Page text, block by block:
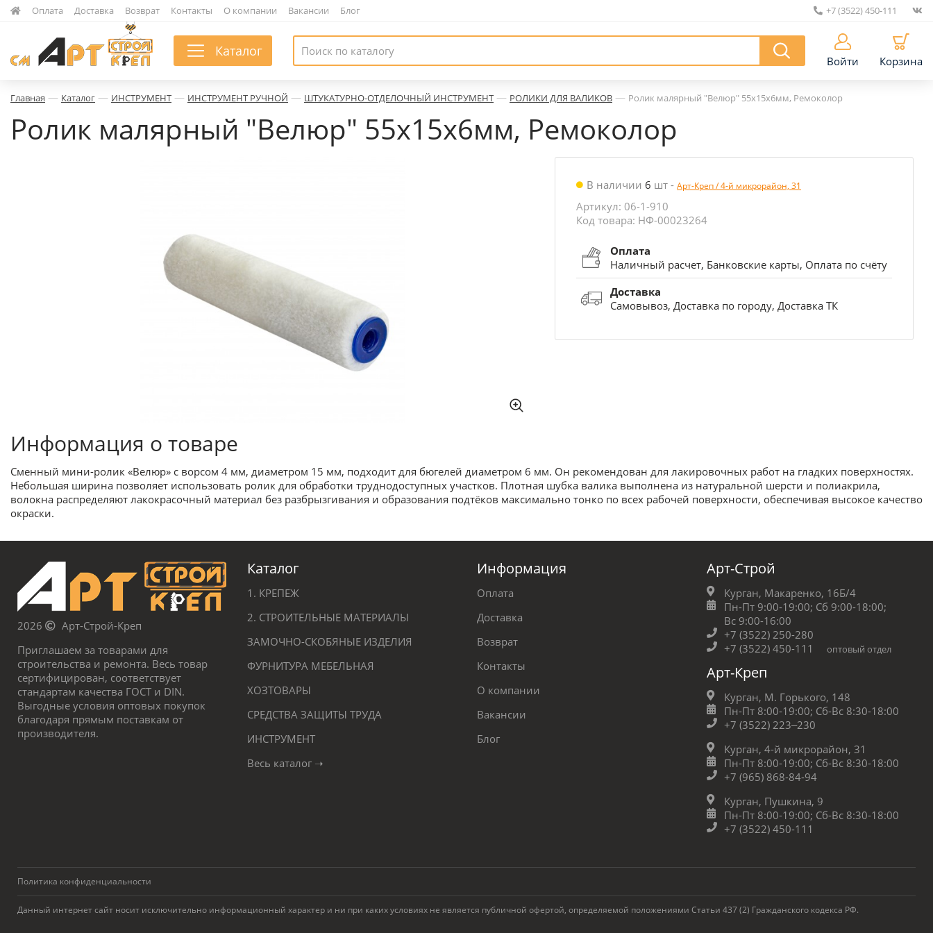
Оплата Доставка Возврат Контакты О компании Вакансии Блог +7 (3522) 450-111
Каталог
Войти Корзина
Главная — Каталог — ИНСТРУМЕНТ — ИНСТРУМЕНТ РУЧНОЙ — ШТУКАТУРНО-ОТДЕЛОЧНЫЙ ИНСТРУМЕНТ — РОЛИКИ ДЛЯ ВАЛИКОВ — Ролик малярный "Велюр" 55х15х6мм, Ремоколор
Ролик малярный "Велюр" 55х15х6мм, Ремоколор
В наличии 6 шт - Арт-Креп / 4-й микрорайон, 31
Артикул: 06-1-910
Код товара: НФ-00023264
Оплата
Наличный расчет, Банковские карты, Оплата по счёту
Доставка
Самовывоз, Доставка по городу, Доставка ТК
Информация о товаре
Сменный мини-ролик «Велюр» с ворсом 4 мм, диаметром 15 мм, подходит для бюгелей диаметром 6 мм. Он рекомендован для лакировочных работ на гладких поверхностях.
Небольшая ширина позволяет использовать ролик для обработки труднодоступных участков. Плотная шубка валика выполнена из натуральной шерсти и полиакрила,
волокна распределяют лакокрасочный материал без разбрызгивания и образования подтёков максимально тонко по всех рабочей поверхности, обеспечивая высокое качество
окраски.
2026
Арт-Строй-Креп
Приглашаем за товарами для
строительства и ремонта. Весь товар
сертифицирован, соответствует
стандартам качества ГОСТ и DIN.
Выгодные условия оптовых покупок
благодаря прямым поставкам от
производителя.
Каталог
1. КРЕПЕЖ
2. СТРОИТЕЛЬНЫЕ МАТЕРИАЛЫ
ЗАМОЧНО-СКОБЯНЫЕ ИЗДЕЛИЯ
ФУРНИТУРА МЕБЕЛЬНАЯ
ХОЗТОВАРЫ
СРЕДСТВА ЗАЩИТЫ ТРУДА
ИНСТРУМЕНТ
Весь каталог ➝
Информация
Оплата
Доставка
Возврат
Контакты
О компании
Вакансии
Блог
Арт-Строй
Курган, Макаренко, 16Б/4
Пн-Пт 9:00-19:00; Сб 9:00-18:00;
Вс 9:00-16:00
+7 (3522) 250-280
+7 (3522) 450-111
оптовый отдел
Арт-Креп
Курган, М. Горького, 148
Пн-Пт 8:00-19:00; Сб-Вс 8:30-18:00
+7 (3522) 223‒230
Курган, 4-й микрорайон, 31
Пн-Пт 8:00-19:00; Сб-Вс 8:30-18:00
+7 (965) 868-84-94
Курган, Пушкина, 9
Пн-Пт 8:00-19:00; Сб-Вс 8:30-18:00
+7 (3522) 450-111
Политика конфиденциальности
Данный интернет сайт носит исключительно информационный характер и ни при каких условиях не является публичной офертой, определяемой положениями Статьи 437 (2) Гражданского кодекса РФ.